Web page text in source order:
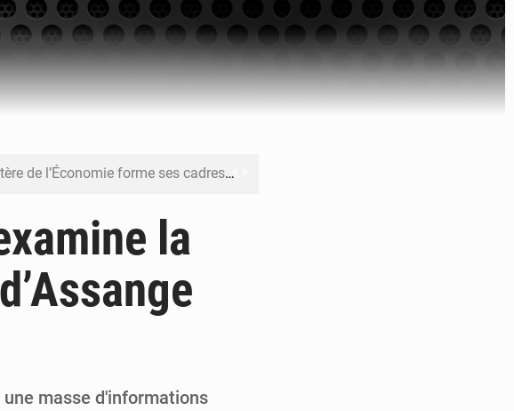
l’Économie forme ses cadres à Lomé
Véronique Leu-Govind
pour la filière soja bio
la
masse d'informations